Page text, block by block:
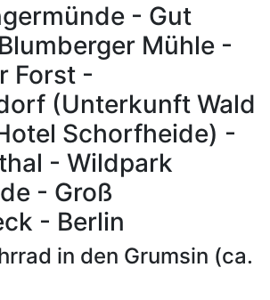
- Gut
Mühle -
Forst -
(Unterkunft Wald
Schorfheide) -
- Wildpark
- Groß
- Berlin
in den Grumsin (ca.